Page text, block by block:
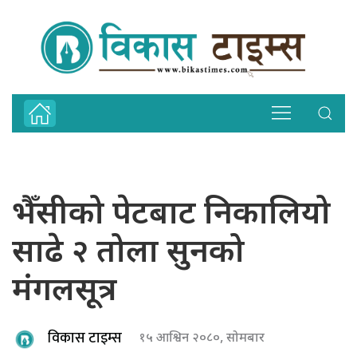
भैँसीको पेटबाट निकालियो
साढे २ तोला सुनको
मंगलसूत्र
विकास टाइम्स १५ आश्विन २०८०, सोमबार